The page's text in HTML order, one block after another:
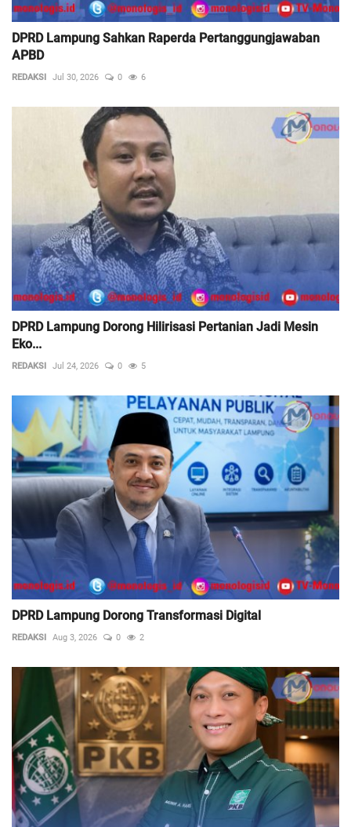
DPRD Lampung Sahkan Raperda Pertanggungjawaban
APBD
REDAKSI Jul 30, 2026 0 6
DPRD Lampung Dorong Hilirisasi Pertanian Jadi Mesin
Eko...
REDAKSI Jul 24, 2026 0 5
DPRD Lampung Dorong Transformasi Digital
REDAKSI Aug 3, 2026 0 2